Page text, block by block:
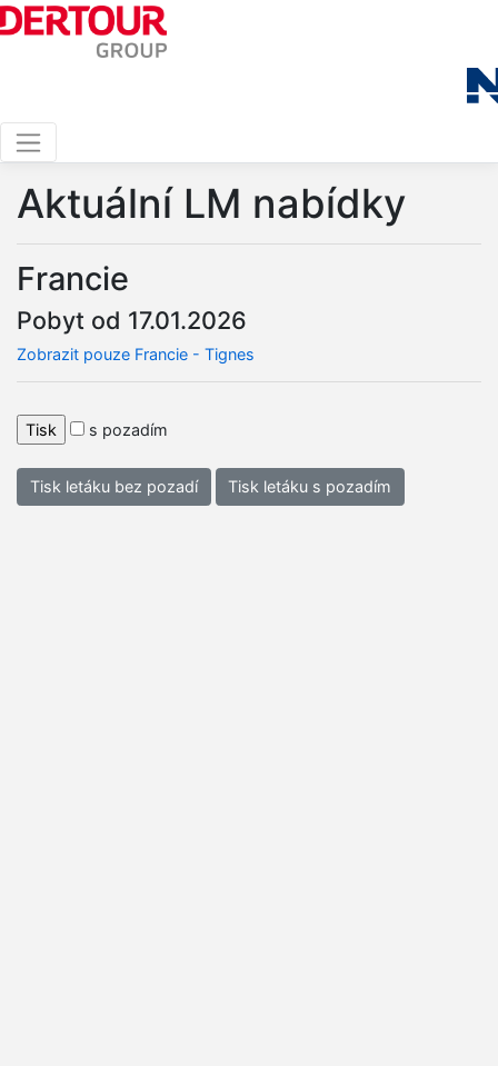
Aktuální LM nabídky
Francie
Pobyt od 17.01.2026
Zobrazit pouze Francie - Tignes
s pozadím
Tisk letáku bez pozadí Tisk letáku s pozadím